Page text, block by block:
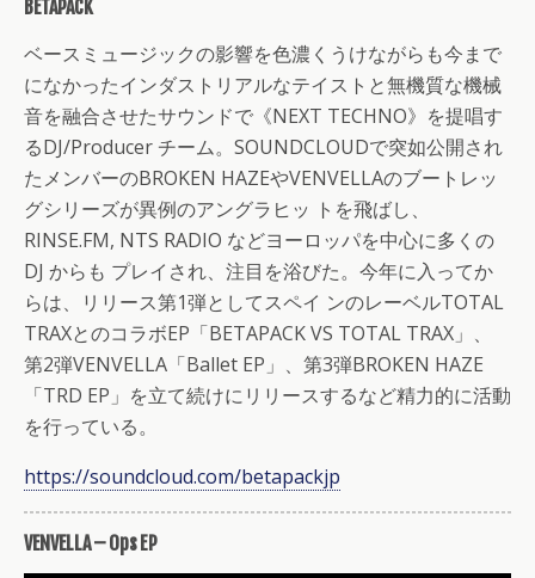
BETAPACK
ベースミュージックの影響を色濃くうけながらも今まで
になかったインダストリアルなテイストと無機質な機械
音を融合させたサウンドで《NEXT TECHNO》を提唱す
るDJ/Producer チーム。SOUNDCLOUDで突如公開され
たメンバーのBROKEN HAZEやVENVELLAのブートレッ
グシリーズが異例のアングラヒッ トを飛ばし、
RINSE.FM, NTS RADIO などヨーロッパを中心に多くの
DJ からも プレイされ、注目を浴びた。今年に入ってか
らは、リリース第1弾としてスペイ ンのレーベルTOTAL
TRAXとのコラボEP「BETAPACK VS TOTAL TRAX」、
第2弾VENVELLA「Ballet EP」、第3弾BROKEN HAZE
「TRD EP」を立て続けにリリースするなど精力的に活動
を行っている。
https://soundcloud.com/betapackjp
VENVELLA – Ops EP